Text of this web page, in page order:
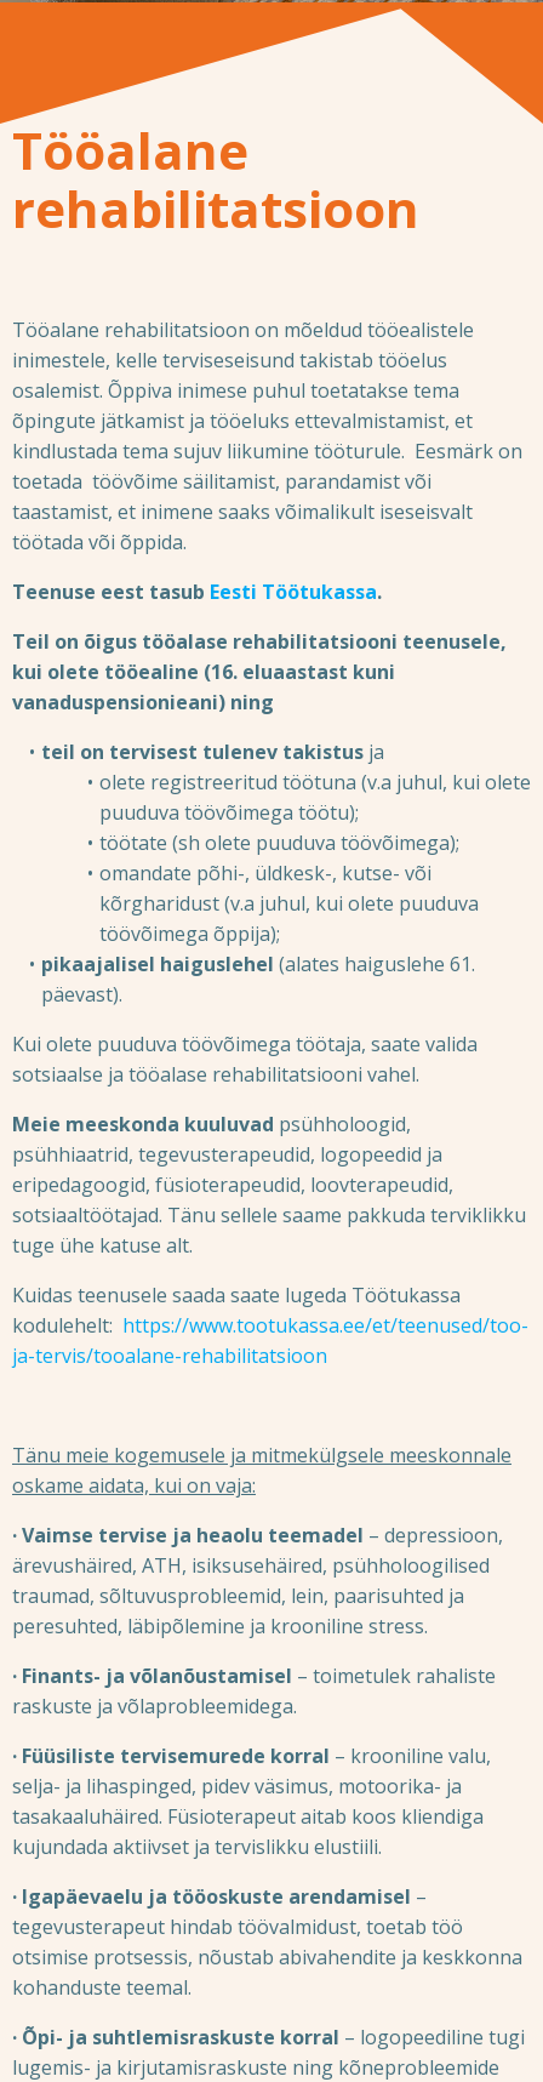
Tööalane
rehabilitatsioon
Tööalane rehabilitatsioon on mõeldud tööealistele
inimestele, kelle terviseseisund takistab tööelus
osalemist. Õppiva inimese puhul toetatakse tema
õpingute jätkamist ja tööeluks ettevalmistamist, et
kindlustada tema sujuv liikumine tööturule. Eesmärk on
toetada töövõime säilitamist, parandamist või
taastamist, et inimene saaks võimalikult iseseisvalt
töötada või õppida.
Teenuse eest tasub Eesti Töötukassa.
Teil on õigus tööalase rehabilitatsiooni teenusele,
kui olete tööealine (16. eluaastast kuni
vanaduspensionieani) ning
teil on tervisest tulenev takistus ja
olete registreeritud töötuna (v.a juhul, kui olete
puuduva töövõimega töötu);
töötate (sh olete puuduva töövõimega);
omandate põhi-, üldkesk-, kutse- või
kõrgharidust (v.a juhul, kui olete puuduva
töövõimega õppija);
pikaajalisel haiguslehel (alates haiguslehe 61.
päevast).
Kui olete puuduva töövõimega töötaja, saate valida
sotsiaalse ja tööalase rehabilitatsiooni vahel.
Meie meeskonda kuuluvad psühholoogid,
psühhiaatrid, tegevusterapeudid, logopeedid ja
eripedagoogid, füsioterapeudid, loovterapeudid,
sotsiaaltöötajad. Tänu sellele saame pakkuda terviklikku
tuge ühe katuse alt.
Kuidas teenusele saada saate lugeda Töötukassa
kodulehelt: https://www.tootukassa.ee/et/teenused/too-
ja-tervis/tooalane-rehabilitatsioon
Tänu meie kogemusele ja mitmekülgsele meeskonnale
oskame aidata, kui on vaja:
· Vaimse tervise ja heaolu teemadel – depressioon,
ärevushäired, ATH, isiksusehäired, psühholoogilised
traumad, sõltuvusprobleemid, lein, paarisuhted ja
peresuhted, läbipõlemine ja krooniline stress.
· Finants- ja võlanõustamisel – toimetulek rahaliste
raskuste ja võlaprobleemidega.
· Füüsiliste tervisemurede korral – krooniline valu,
selja- ja lihaspinged, pidev väsimus, motoorika- ja
tasakaaluhäired. Füsioterapeut aitab koos kliendiga
kujundada aktiivset ja tervislikku elustiili.
· Igapäevaelu ja tööoskuste arendamisel –
tegevusterapeut hindab töövalmidust, toetab töö
otsimise protsessis, nõustab abivahendite ja keskkonna
kohanduste teemal.
· Õpi- ja suhtlemisraskuste korral – logopeediline tugi
lugemis- ja kirjutamisraskuste ning kõneprobleemide